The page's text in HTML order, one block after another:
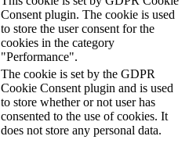
Consent plugin. The cookie is used
to store the user consent for the
cookies in the category
"Performance".
The cookie is set by the GDPR
Cookie Consent plugin and is used
to store whether or not user has
consented to the use of cookies. It
does not store any personal data.